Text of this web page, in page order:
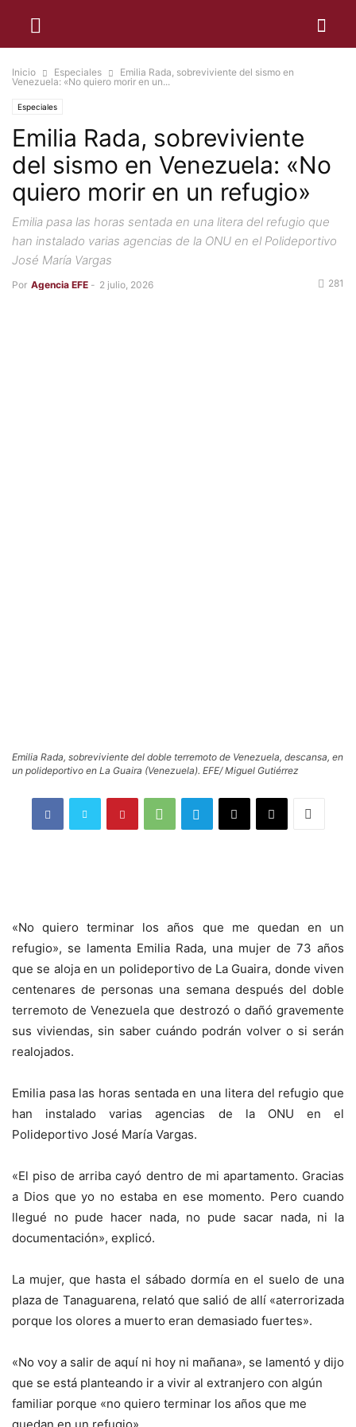
Inicio Especiales
Emilia Rada, sobreviviente del sismo en
Venezuela: «No quiero morir en un...
Especiales
Emilia Rada, sobreviviente
del sismo en Venezuela: «No
quiero morir en un refugio»
Emilia pasa las horas sentada en una litera del refugio que
han instalado varias agencias de la ONU en el Polideportivo
José María Vargas
Por Agencia EFE - 2 julio, 2026 281
Emilia Rada, sobreviviente del doble terremoto de Venezuela, descansa, en
un polideportivo en La Guaira (Venezuela). EFE/ Miguel Gutiérrez
«No quiero terminar los años que me quedan en un
refugio», se lamenta Emilia Rada, una mujer de 73 años
que se aloja en un polideportivo de La Guaira, donde viven
centenares de personas una semana después del doble
terremoto de Venezuela que destrozó o dañó gravemente
sus viviendas, sin saber cuándo podrán volver o si serán
realojados.
Emilia pasa las horas sentada en una litera del refugio que
han instalado varias agencias de la ONU en el
Polideportivo José María Vargas.
«El piso de arriba cayó dentro de mi apartamento. Gracias
a Dios que yo no estaba en ese momento. Pero cuando
llegué no pude hacer nada, no pude sacar nada, ni la
documentación», explicó.
La mujer, que hasta el sábado dormía en el suelo de una
plaza de Tanaguarena, relató que salió de allí «aterrorizada
porque los olores a muerto eran demasiado fuertes».
«No voy a salir de aquí ni hoy ni mañana», se lamentó y dijo
que se está planteando ir a vivir al extranjero con algún
familiar porque «no quiero terminar los años que me